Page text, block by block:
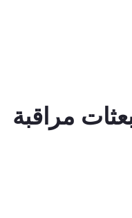
مراقبة